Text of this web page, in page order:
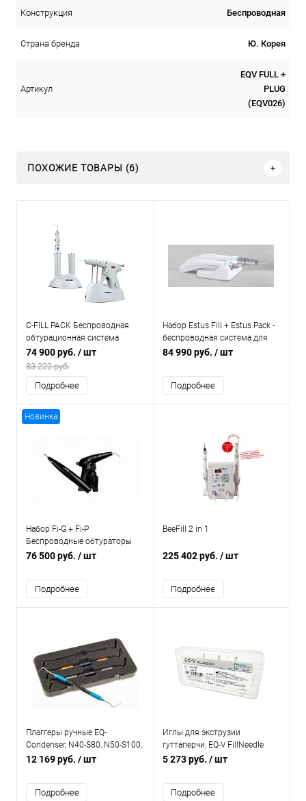
Конструкция Беспроводная
Страна бренда Ю. Корея
Артикул
EQV FULL +
PLUG
(EQV026)
ПОХОЖИЕ ТОВАРЫ (6)
C-FILL PACK Беспроводная
обтурационная система
74 900 руб. / шт
83 222 руб.
Подробнее
Набор Estus Fill + Estus Pack -
беспроводная система для
вертикальной конденсации
обтурации
84 990 руб. / шт
Подробнее
Новинка
Набор Fi-G + Fi-P
Беспроводные обтураторы
гуттаперчи для
каналов
76 500 руб. / шт
Подробнее
BeeFill 2 in 1
225 402 руб. / шт
Подробнее
Плаггеры ручные EQ-
Condenser, N40-S80, N50-S100,
N60-S120, уп/3шт
12 169 руб. / шт
Подробнее
Иглы для экструзии
гуттаперчи, EQ-V FillNeedle
23G, уп/6шт
5 273 руб. / шт
Подробнее